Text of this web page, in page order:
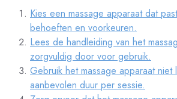
Kies een massage apparaat dat
behoeften en voorkeuren.
Lees de handleiding van het
zorgvuldig door voor gebruik.
Gebruik het massage apparaat niet
aanbevolen duur per sessie.